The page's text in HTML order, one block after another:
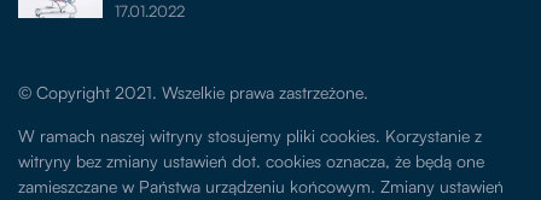
17.01.2022
© Copyright 2021. Wszelkie prawa zastrzeżone.
W ramach naszej witryny stosujemy pliki cookies. Korzystanie z
witryny bez zmiany ustawień dot. cookies oznacza, że będą one
zamieszczane w Państwa urządzeniu końcowym. Zmiany ustawień